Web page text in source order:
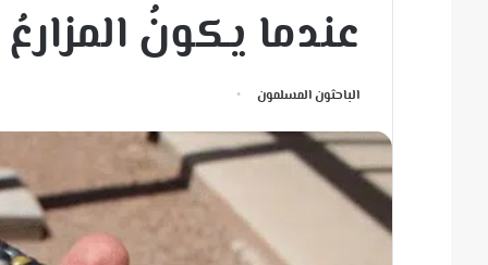
عندما يكونُ
الباحثون المسلمون